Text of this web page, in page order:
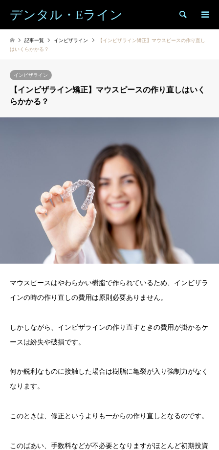
デンタル・Eライン 検索
記事一覧 インビザライン
【インビザライン矯正】マウスピースの作り直し
はいくらかかる？
インビザライン
【インビザライン矯正】マウスピースの作り直しはいく
らかかる？
マウスピースはやわらかい樹脂で作られているため、インビザラ
インの時の作り直しの費用は原則必要ありません。
しかしながら、インビザラインの作り直すときの費用が掛かるケ
ースは紛失や破損です。
何か鋭利なものに接触した場合は樹脂に亀裂が入り強制力がなく
なります。
このときは、修正というよりも一からの作り直しとなるのです。
このばあい、手数料などが不必要となりますがほとんど初期投資